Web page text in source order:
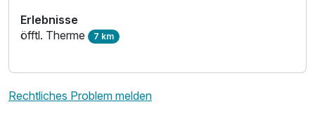
Erlebnisse
öfftl. Therme 7 km
Rechtliches Problem melden